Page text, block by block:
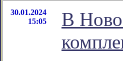
30.01.2024
15:05
В